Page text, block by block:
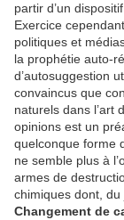
partir d’un
Exercice
politiques et
la prophétie auto-
d’autosuggestion
convaincus que
naturels dans l’art
opinions est un
quelconque forme
ne semble plus à
armes de
chimiques dont,
Changement de